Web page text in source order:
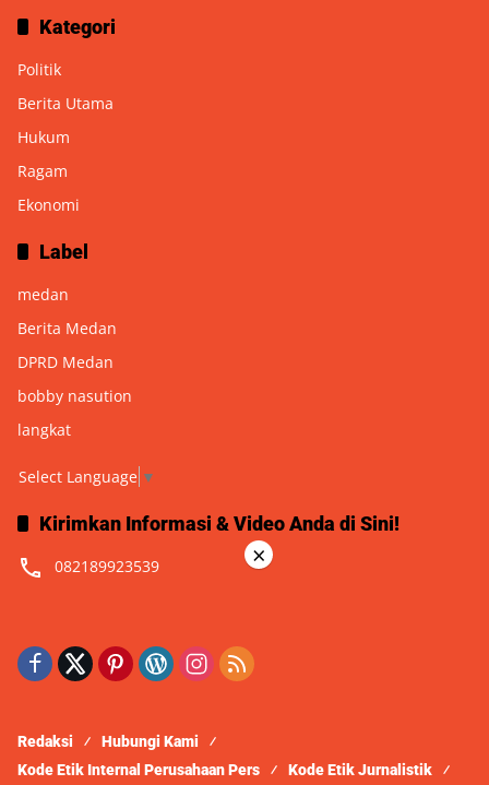
Kategori
Politik
Berita Utama
Hukum
Ragam
Ekonomi
Label
medan
Berita Medan
DPRD Medan
bobby nasution
langkat
Select Language ▼
Kirimkan Informasi & Video Anda di Sini!
082189923539
Redaksi
Hubungi Kami
Kode Etik Internal Perusahaan Pers
Kode Etik Jurnalistik
×